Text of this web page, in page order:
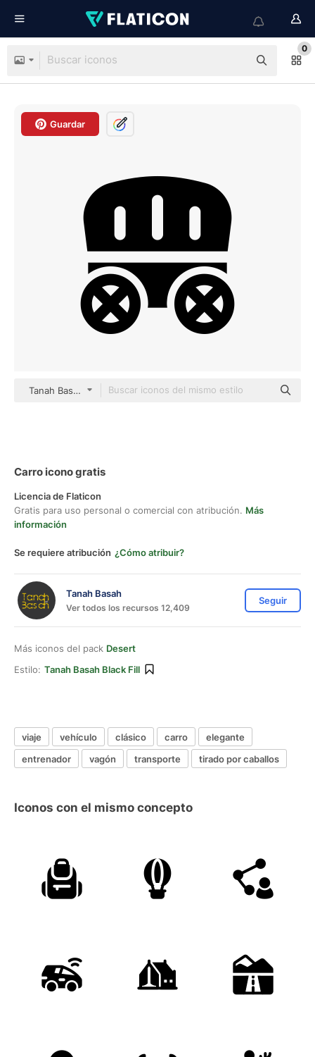
0
Guardar
Tanah Basah black fill
Carro icono gratis
Licencia de Flaticon
Gratis para uso personal o comercial con atribución. Más
información
Se requiere atribución ¿Cómo atribuir?
Tanah Basah
Ver todos los recursos 12,409
Seguir
Más iconos del pack Desert
Estilo: Tanah Basah Black Fill
viaje vehículo clásico carro
elegante
entrenador
vagón transporte tirado por caballos
Iconos con el mismo concepto